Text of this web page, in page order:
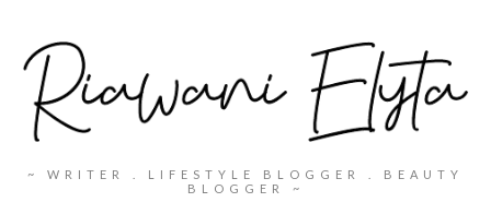
~ WRITER . LIFESTYLE BLOGGER . BEAUTY
BLOGGER ~